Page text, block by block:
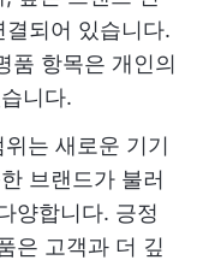
되어 있습니다.
품 항목은 개인의
니다.
는 새로운 기기
브랜드가 불러
양합니다. 긍정
은 고객과 더 깊